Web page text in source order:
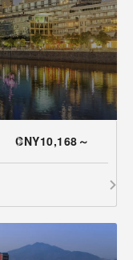
CNY10,168～